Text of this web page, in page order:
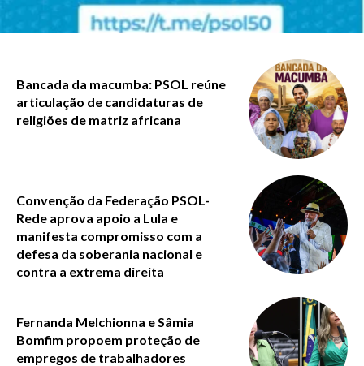
Bancada da macumba: PSOL reúne
articulação de candidaturas de
religiões de matriz africana
Convenção da Federação PSOL-
Rede aprova apoio a Lula e
manifesta compromisso com a
defesa da soberania nacional e
contra a extrema direita
Fernanda Melchionna e Sâmia
Bomfim propoem proteção de
empregos de trabalhadores